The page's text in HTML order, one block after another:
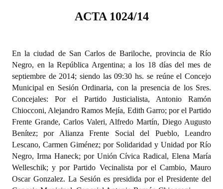
Concejales Mandato Cumplido
LEGISLACIÓN
Constitución Nacional
Constitución Provincial
Carta Orgánica 2007
Reglamento Interno
Digesto
ACTA 1024/14
En la ciudad de San Carlos de Bariloche, provincia de Río
Negro, en la República Argentina; a los 18 días del mes de
septiembre de 2014; siendo las 09:30 hs. se reúne el Concejo
Municipal en Sesión Ordinaria, con la presencia de los Sres.
Concejales: Por el Partido Justicialista, Antonio Ramón
Chiocconi, Alejandro Ramos Mejía, Edith Garro; por el Partido
Frente Grande, Carlos Valeri, Alfredo Martín, Diego Augusto
Benítez; por Alianza Frente Social del Pueblo, Leandro
Lescano, Carmen Giménez; por Solidaridad y Unidad por Río
Negro, Irma Haneck; por Unión Cívica Radical, Elena María
Welleschik; y por Partido Vecinalista por el Cambio, Mauro
Oscar Gonzalez. La Sesión es presidida por el Presidente del